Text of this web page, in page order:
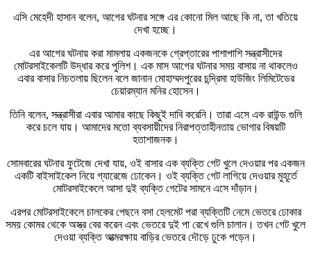
এসি মেহেদী হাসান বলেন, আগের ঘটনার সঙ্গে এর কোনো মিল আছে কি না, তা খতিয়ে
দেখা হচ্ছে।
এর আগের ঘটনায় করা মামলায় একজনকে গ্রেপ্তারের পাশাপাশি সন্ত্রাসীদের
মোটরসাইকেলটি উদ্ধার করে পুলিশ। এক মাস আগের ঘটনার সময় বাসায় না থাকলেও
এবার বাসার নিচতলায় ছিলেন বলে জানান মোহাম্মদপুরের চন্দ্রিমা হাউজিং লিমিটেডের
চেয়ারম্যান মনির হোসেন।
তিনি বলেন, সন্ত্রাসীরা এবার আমার কাছে কিছুই দাবি করেনি। তারা এসে এক রাউন্ড গুলি
করে চলে যায়। আমাদের মতো ব্যবসায়ীদের নিরাপত্তাহীনতায় ভোগার বিষয়টি
হতাশাজনক।
সোমবারের ঘটনার ফুটেজে দেখা যায়, ওই বাসার এক ব্যক্তি গেট খুলে দেওয়ার পর একজন
একটি বাইসাইকেল নিয়ে গ্যারেজে ঢোকেন। ওই ব্যক্তি গেট লাগিয়ে দেওয়ার মুহূর্তে
মোটরসাইকেলে আসা দুই ব্যক্তি গেটের সামনে এসে দাঁড়ান।
এরপর মোটরসাইকেলে চালকের পেছনে বসা হেলমেট পরা ব্যক্তিটি নেমে ভেতরে ঢোকার
সময় কোমর থেকে অস্ত্র বের করেন এবং ভেতরে দুই পা রেখে গুলি চালান। তখন গেট খুলে
দেওয়া ব্যক্তি আত্মরক্ষায় বাড়ির ভেতরে দৌড়ে ঢুকে পড়েন।